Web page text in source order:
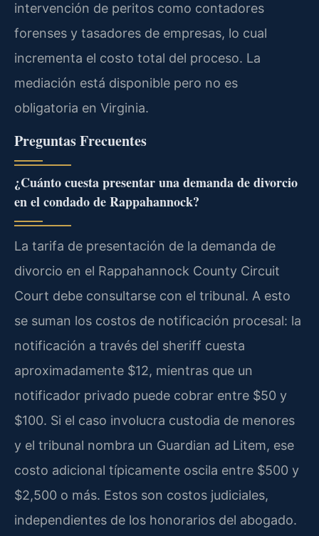
intervención de peritos como contadores
forenses y tasadores de empresas, lo cual
incrementa el costo total del proceso. La
mediación está disponible pero no es
obligatoria en Virginia.
Preguntas Frecuentes
¿Cuánto cuesta presentar una demanda de divorcio
en el condado de Rappahannock?
La tarifa de presentación de la demanda de
divorcio en el Rappahannock County Circuit
Court debe consultarse con el tribunal. A esto
se suman los costos de notificación procesal: la
notificación a través del sheriff cuesta
aproximadamente $12, mientras que un
notificador privado puede cobrar entre $50 y
$100. Si el caso involucra custodia de menores
y el tribunal nombra un Guardian ad Litem, ese
costo adicional típicamente oscila entre $500 y
$2,500 o más. Estos son costos judiciales,
independientes de los honorarios del abogado.